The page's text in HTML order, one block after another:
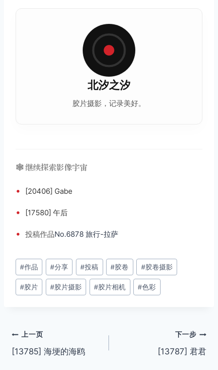
北汐之汐
胶片摄影 ，记录美好。
🕸️ 继续探索影像宇宙
• [20406] Gabe
• [17580] 午后
• 投稿作品No.6878 旅行-拉萨
文
章
标
#作品 #分享 #投稿 #胶卷 #胶卷摄影
#胶片 #胶片摄影 #胶片相机 #色彩
文
章
上一页
[13785] 海埂的海鸥
下一步
[13787] 君君